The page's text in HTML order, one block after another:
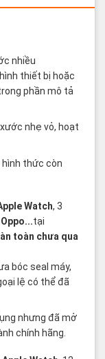
nhiều
thiết bị hoặc
phần mô tả
nhẹ vỏ, hoạt
hình thức còn
Watch, 3
tại
toàn chưa qua
bóc seal máy,
lệ có thể đã
nhưng đã mở
chính hãng.